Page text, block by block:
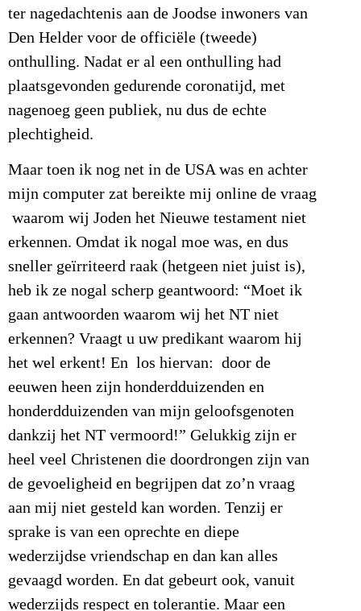
ter nagedachtenis aan de Joodse inwoners van
Den Helder voor de officiële (tweede)
onthulling. Nadat er al een onthulling had
plaatsgevonden gedurende coronatijd, met
nagenoeg geen publiek, nu dus de echte
plechtigheid.
Maar toen ik nog net in de USA was en achter
mijn computer zat bereikte mij online de vraag
waarom wij Joden het Nieuwe testament niet
erkennen. Omdat ik nogal moe was, en dus
sneller geïrriteerd raak (hetgeen niet juist is),
heb ik ze nogal scherp geantwoord: “Moet ik
gaan antwoorden waarom wij het NT niet
erkennen? Vraagt u uw predikant waarom hij
het wel erkent! En los hiervan: door de
eeuwen heen zijn honderdduizenden en
honderdduizenden van mijn geloofsgenoten
dankzij het NT vermoord!” Gelukkig zijn er
heel veel Christenen die doordrongen zijn van
de gevoeligheid en begrijpen dat zo’n vraag
aan mij niet gesteld kan worden. Tenzij er
sprake is van een oprechte en diepe
wederzijdse vriendschap en dan kan alles
gevaagd worden. En dat gebeurt ook, vanuit
wederzijds respect en tolerantie. Maar een